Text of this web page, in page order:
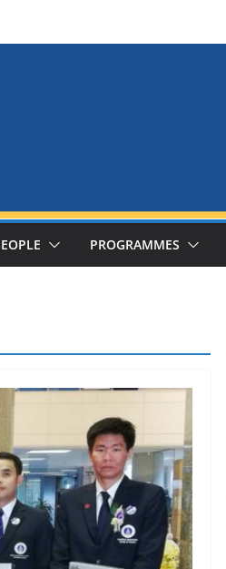
PROGRAMMES